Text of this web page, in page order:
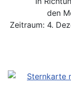
den
Zeitraum: 4.